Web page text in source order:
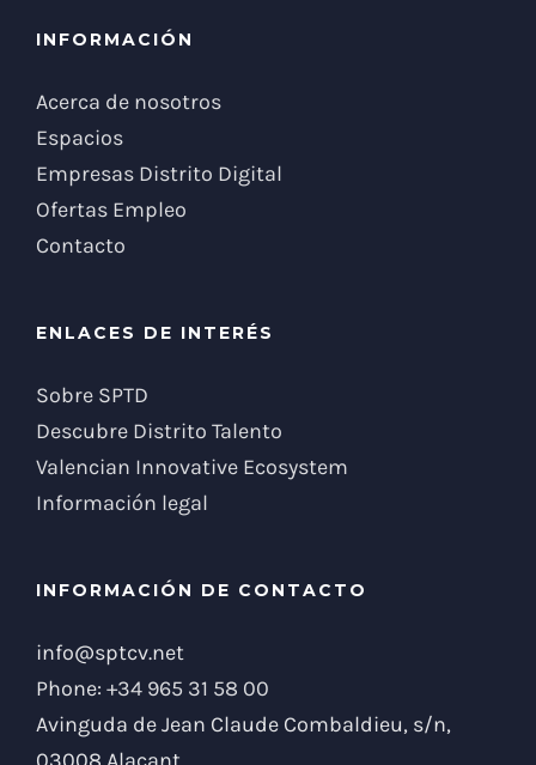
INFORMACIÓN
Acerca de nosotros
Espacios
Empresas Distrito Digital
Ofertas Empleo
Contacto
ENLACES DE INTERÉS
Sobre SPTD
Descubre Distrito Talento
Valencian Innovative Ecosystem
Información legal
INFORMACIÓN DE CONTACTO
info@sptcv.net
Phone: +34 965 31 58 00
Avinguda de Jean Claude Combaldieu, s/n,